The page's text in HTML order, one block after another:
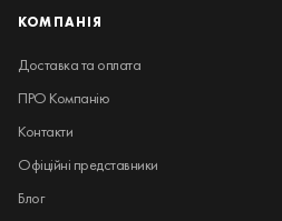
КОМПАНІЯ
Доставка та оплата
ПРО Компанію
Контакти
Офіційні представники
Блог